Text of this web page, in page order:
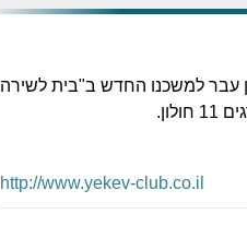
עבר למשכנו החדש ב"בית לשירה
http://www.yekev-club.co.il